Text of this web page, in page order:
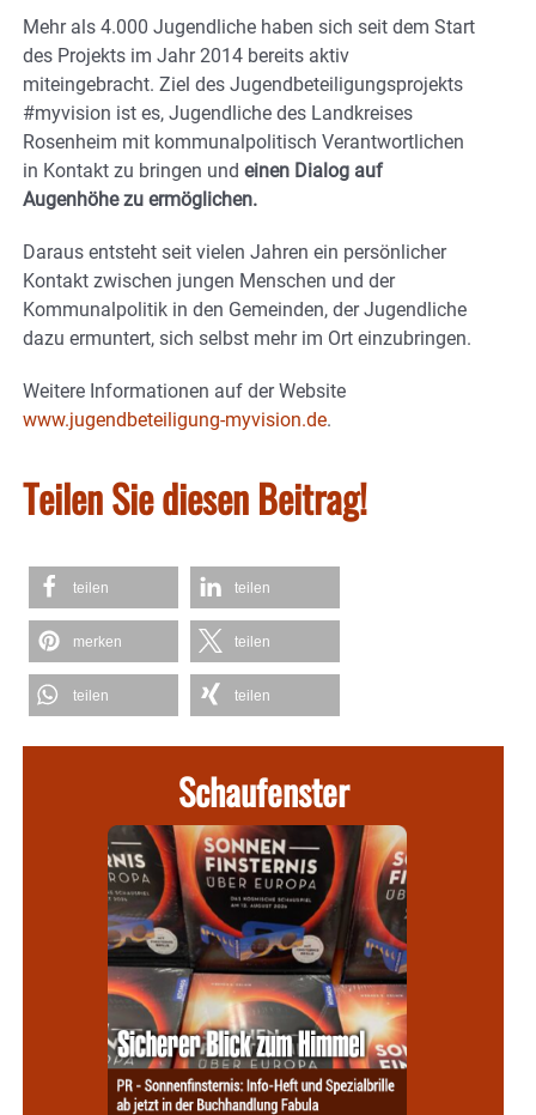
Mehr als 4.000 Jugendliche haben sich seit dem Start
des Projekts im Jahr 2014 bereits aktiv
miteingebracht. Ziel des Jugendbeteiligungsprojekts
#myvision ist es, Jugendliche des Landkreises
Rosenheim mit kommunalpolitisch Verantwortlichen
in Kontakt zu bringen und einen Dialog auf
Augenhöhe zu ermöglichen.
Daraus entsteht seit vielen Jahren ein persönlicher
Kontakt zwischen jungen Menschen und der
Kommunalpolitik in den Gemeinden, der Jugendliche
dazu ermuntert, sich selbst mehr im Ort einzubringen.
Weitere Informationen auf der Website
www.jugendbeteiligung-myvision.de.
Teilen Sie diesen Beitrag!
teilen teilen
merken teilen
teilen teilen
Schaufenster